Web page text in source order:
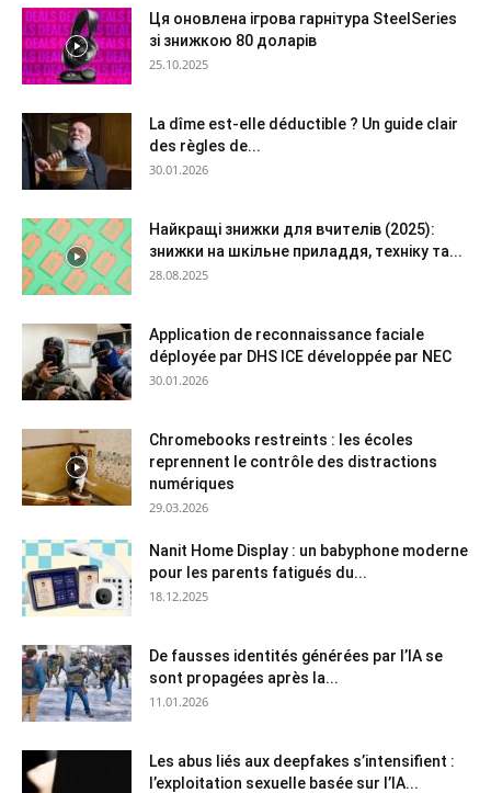
Ця оновлена ​​ігрова гарнітура SteelSeries
зі знижкою 80 доларів
25.10.2025
La dîme est-elle déductible ? Un guide clair
des règles de...
30.01.2026
Найкращі знижки для вчителів (2025):
знижки на шкільне приладдя, техніку та...
28.08.2025
Application de reconnaissance faciale
déployée par DHS ICE développée par NEC
30.01.2026
Chromebooks restreints : les écoles
reprennent le contrôle des distractions
numériques
29.03.2026
Nanit Home Display : un babyphone moderne
pour les parents fatigués du...
18.12.2025
De fausses identités générées par l’IA se
sont propagées après la...
11.01.2026
Les abus liés aux deepfakes s’intensifient :
l’exploitation sexuelle basée sur l’IA...